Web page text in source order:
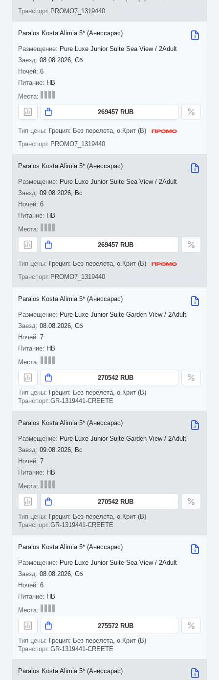
PROMO7_1319440
08.08.2026, Сб
6
Paralos Kosta Alimia 5* (Аниссарас)
Pure Luxe Junior Suite Sea View / 2Adult
HB
269457 RUB
Греция: Без перелета, о.Крит (B)
PROMO7_1319440
09.08.2026, Вс
6
Paralos Kosta Alimia 5* (Аниссарас)
Pure Luxe Junior Suite Sea View / 2Adult
HB
269457 RUB
Греция: Без перелета, о.Крит (B)
PROMO7_1319440
08.08.2026, Сб
7
Paralos Kosta Alimia 5* (Аниссарас)
Pure Luxe Junior Suite Garden View / 2Adult
HB
270542 RUB
Греция: Без перелета, о.Крит (B)
GR-1319441-CREETE
09.08.2026, Вс
7
Paralos Kosta Alimia 5* (Аниссарас)
Pure Luxe Junior Suite Garden View / 2Adult
HB
270542 RUB
Греция: Без перелета, о.Крит (B)
GR-1319441-CREETE
08.08.2026, Сб
6
Paralos Kosta Alimia 5* (Аниссарас)
Pure Luxe Junior Suite Sea View / 2Adult
HB
275572 RUB
Греция: Без перелета, о.Крит (B)
GR-1319441-CREETE
Paralos Kosta Alimia 5* (Аниссарас)